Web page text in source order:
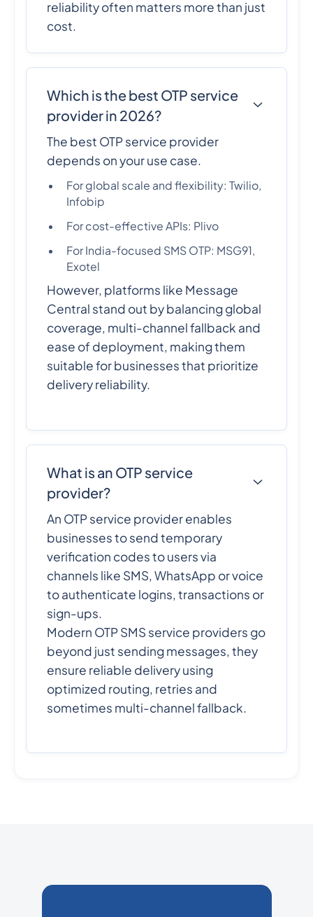
reliability often matters more than just
cost.
Which is the best OTP service
provider in 2026?
The best OTP service provider
depends on your use case.
For global scale and flexibility: Twilio,
Infobip
For cost-effective APIs: Plivo
For India-focused SMS OTP: MSG91,
Exotel
However, platforms like Message
Central stand out by balancing global
coverage, multi-channel fallback and
ease of deployment, making them
suitable for businesses that prioritize
delivery reliability.
What is an OTP service
provider?
An OTP service provider enables
businesses to send temporary
verification codes to users via
channels like SMS, WhatsApp or voice
to authenticate logins, transactions or
sign-ups.
Modern OTP SMS service providers go
beyond just sending messages, they
ensure reliable delivery using
optimized routing, retries and
sometimes multi-channel fallback.